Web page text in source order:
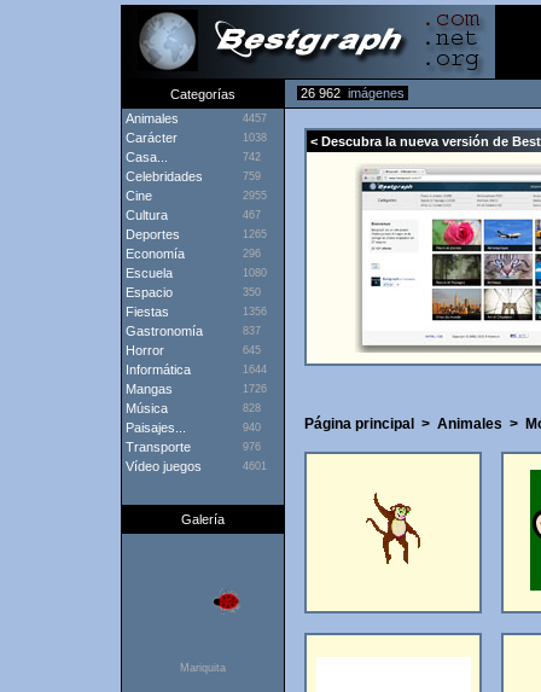
Categorías 26 962 imágenes
Animales
4457
Carácter 1038
Casa... 742
Celebridades 759
Cine 2955
Cultura 467
Deportes 1265
Economía 296
Escuela 1080
Espacio 350
Fiestas 1356
Gastronomía 837
Horror 645
Informática 1644
Mangas 1726
Música 828
Paisajes... 940
Transporte 976
Vídeo juegos 4601
Galería
Mariquita
< Descubra la nueva versión de
Página principal > Animales >